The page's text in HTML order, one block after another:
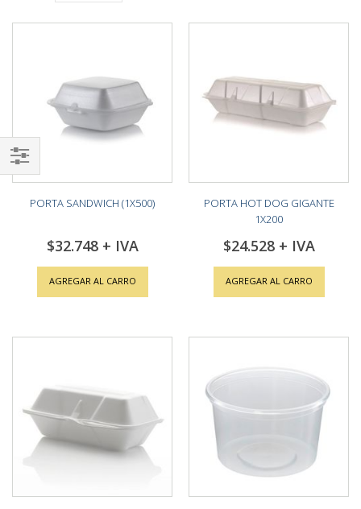
PORTA SANDWICH (1X500)
$32.748
AGREGAR AL CARRO
PORTA HOT DOG GIGANTE
1X200
$24.528
AGREGAR AL CARRO
Shop